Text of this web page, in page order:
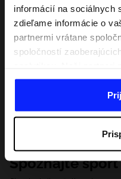
informácií na sociálnych
zdieľame informácie o
partnermi vrátane
spoločností
kombinovať s inými,
webovej stránky, ako aj
dôsledku vášho
našim partnerom, aby
zobrazovania online
prieskum, upravili obsah
Spoznajte